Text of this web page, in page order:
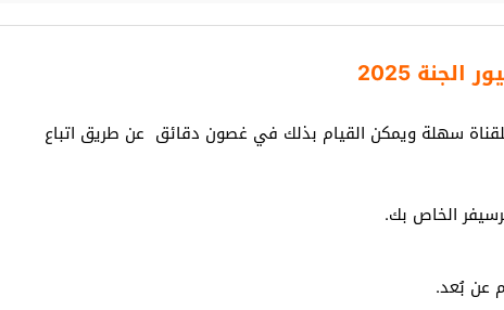
2025
سهلة ويمكن القيام بذلك في غصون دقائق عن طريق اتباع
الخاص بك.
عن بُعد.